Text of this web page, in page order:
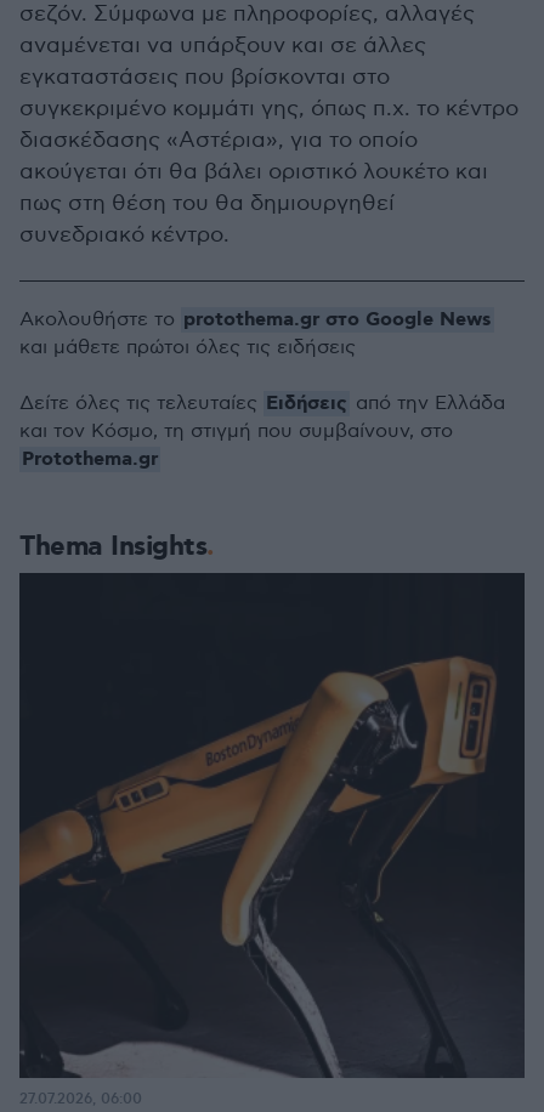
σεζόν. Σύμφωνα με πληροφορίες, αλλαγές
αναμένεται να υπάρξουν και σε άλλες
εγκαταστάσεις που βρίσκονται στο
συγκεκριμένο κομμάτι γης, όπως π.χ. το κέντρο
διασκέδασης «Αστέρια», για το οποίο
ακούγεται ότι θα βάλει οριστικό λουκέτο και
πως στη θέση του θα δημιουργηθεί
συνεδριακό κέντρο.
Thema Insights
27.07.2026, 06:00
Ακολουθήστε το protothema.gr στο Google News
και μάθετε πρώτοι όλες τις ειδήσεις
Δείτε όλες τις τελευταίες Ειδήσεις από την Ελλάδα
και τον Κόσμο, τη στιγμή που συμβαίνουν, στο
Protothema.gr